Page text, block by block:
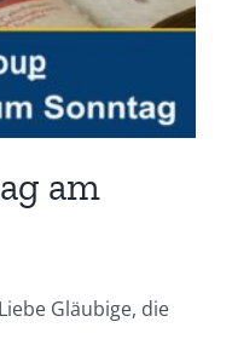
am
Gläubige, die